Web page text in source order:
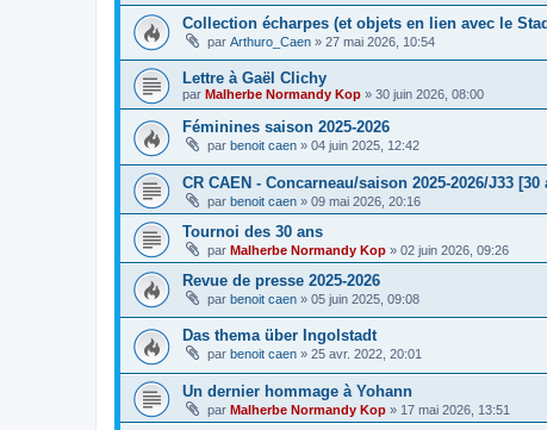
Collection écharpes (et objets en lien avec le
par Arthuro_Caen » 27 mai 2026, 10:54
Lettre à Gaël Clichy
par Malherbe Normandy Kop » 30 juin 2026, 08:00
Féminines saison 2025-2026
par benoit caen » 04 juin 2025, 12:42
CR CAEN - Concarneau/saison 2025-2026/J33 [30
par benoit caen » 09 mai 2026, 20:16
Tournoi des 30 ans
par Malherbe Normandy Kop » 02 juin 2026, 09:26
Revue de presse 2025-2026
par benoit caen » 05 juin 2025, 09:08
Das thema über Ingolstadt
par benoit caen » 25 avr. 2022, 20:01
Un dernier hommage à Yohann
par Malherbe Normandy Kop » 17 mai 2026, 13:51